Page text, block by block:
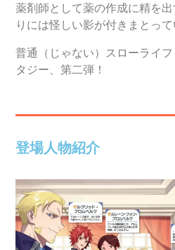
薬剤師として薬の作成に精を
りには怪しい影が付きまとっ
普通（じゃない）スローライ
タジー、第二弾！
登場人物紹介